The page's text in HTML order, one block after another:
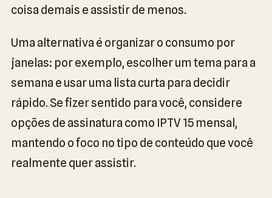
coisa demais e assistir de menos.
Uma alternativa é organizar o consumo por
janelas: por exemplo, escolher um tema para a
semana e usar uma lista curta para decidir
rápido. Se fizer sentido para você, considere
opções de assinatura como IPTV 15 mensal,
mantendo o foco no tipo de conteúdo que você
realmente quer assistir.